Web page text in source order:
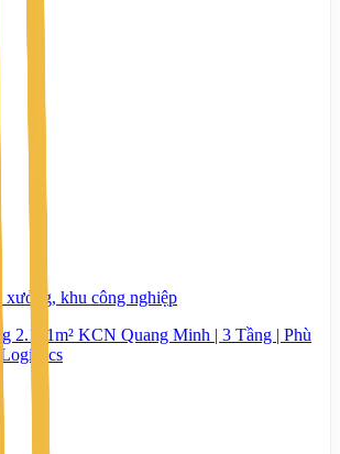
xưởng, khu công nghiệp
2.181m² KCN Quang Minh | 3 Tầng | Phù